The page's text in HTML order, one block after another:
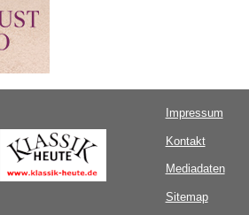
Impressum
Kontakt
Mediadaten
Sitemap